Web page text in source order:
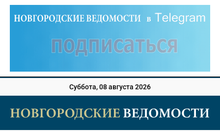
Суббота, 08 августа 2026